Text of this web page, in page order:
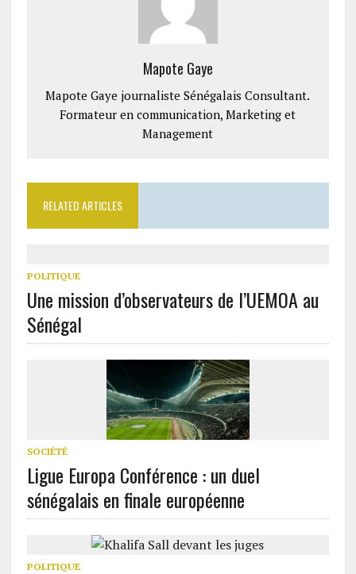
Mapote Gaye
Mapote Gaye journaliste Sénégalais Consultant.
Formateur en communication, Marketing et
Management
RELATED ARTICLES
POLITIQUE
Une mission d’observateurs de l’UEMOA au
Sénégal
SOCIÉTÉ
Ligue Europa Conférence : un duel
sénégalais en finale européenne
POLITIQUE